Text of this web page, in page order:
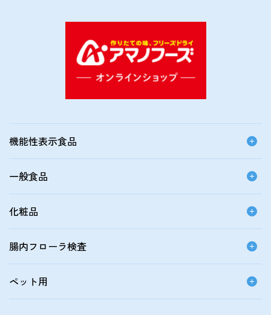
機能性表示食品
一般食品
化粧品
腸内フローラ検査
ペット用